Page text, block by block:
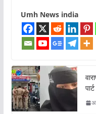
Umh News india